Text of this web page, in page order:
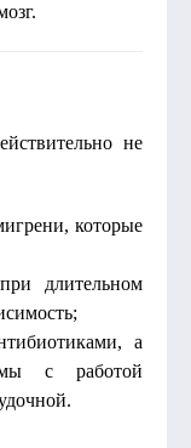
не
которые
длительном
а
с работой